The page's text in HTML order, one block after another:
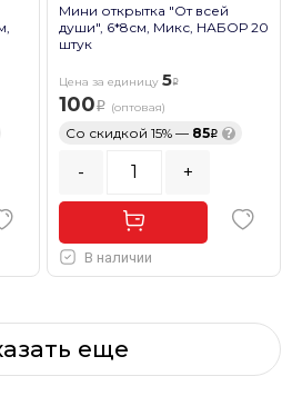
Мини открытка "От всей
души", 6*8см, Микс, НАБОР 20
штук
Цена за единицу 5
100 (оптовая)
Со скидкой 15% — 85 ?
- +
В наличии
еще